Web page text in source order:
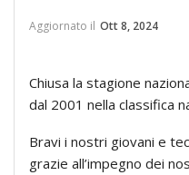
Aggiornato il Ott 8, 2024
Chiusa la stagione
dal 2001 nella classifica
Bravi i nostri giovani e
grazie all’impegno dei